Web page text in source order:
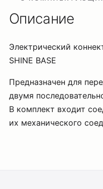
Описание
Электрический
SHINE BASE
Предназначен для
двумя
В комплект входит
их механического